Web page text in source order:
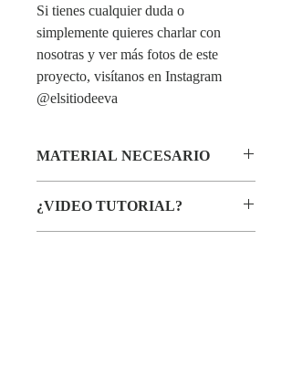
Si tienes cualquier duda o
simplemente quieres charlar con
nosotras y ver más fotos de este
proyecto, visítanos en Instagram
@elsitiodeeva
MATERIAL NECESARIO
patrón descargable en PDF.
¿VIDEO TUTORIAL?